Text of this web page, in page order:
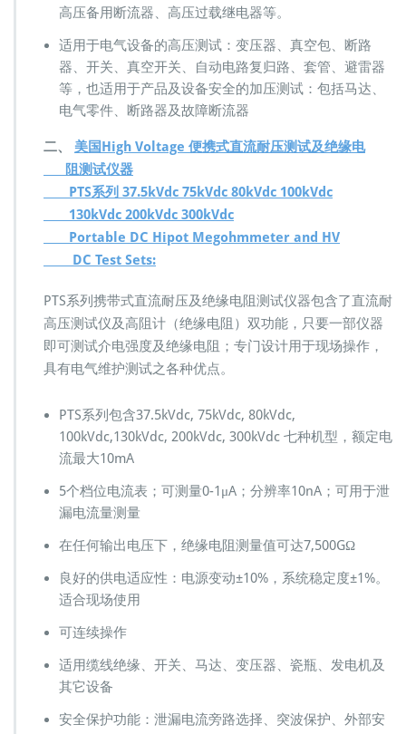
T
A
C
P
F
高压备用断流器、高压过载继电器等。
适用于电气设备的高压测试：变压器、真空包、断路
器、开关、真空开关、自动电路复归路、套管、避雷器
等，也适用于产品及设备安全的加压测试：包括马达、
电气零件、断路器及故障断流器
二、 美国High Voltage 便携式直流耐压测试及绝缘电
阻测试仪器
PTS系列 37.5kVdc 75kVdc 80kVdc 100kVdc
130kVdc 200kVdc 300kVdc
Portable DC Hipot Megohmmeter and HV
DC Test Sets:
PTS系列携带式直流耐压及绝缘电阻测试仪器包含了直流耐
高压测试仪及高阻计（绝缘电阻）双功能，只要一部仪器
即可测试介电强度及绝缘电阻；专门设计用于现场操作，
具有电气维护测试之各种优点。
PTS系列包含37.5kVdc, 75kVdc, 80kVdc,
100kVdc,130kVdc, 200kVdc, 300kVdc 七种机型，额定电
流最大10mA
5个档位电流表；可测量0-1μA；分辨率10nA；可用于泄
漏电流量测量
在任何输出电压下，绝缘电阻测量值可达7,500GΩ
良好的供电适应性：电源变动±10%，系统稳定度±1%。
适合现场使用
可连续操作
适用缆线绝缘、开关、马达、变压器、瓷瓶、发电机及
其它设备
安全保护功能：泄漏电流旁路选择、突波保护、外部安